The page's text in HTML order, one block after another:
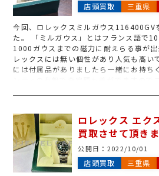
店頭買取 三重県
今回、ロレックスミルガウス116400GV
た。 「ミルガウス」とはフランス語で
1000ガウスまでの磁力に耐えらる事が
レックスには無い個性があり人気も高い
には付属品がありましたら一緒にお持ち
ンティの有無で査定額も差がでますの
ロレックス エク
買取させて頂き
公開日： 2022/10/01
店頭買取 三重県